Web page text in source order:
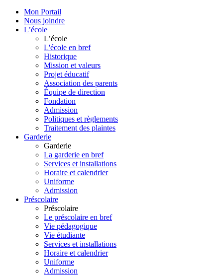
Mon Portail
Nous joindre
L’école
L’école
L'école en bref
Historique
Mission et valeurs
Projet éducatif
Association des parents
Équipe de direction
Fondation
Admission
Politiques et règlements
Traitement des plaintes
Garderie
Garderie
La garderie en bref
Services et installations
Horaire et calendrier
Uniforme
Admission
Préscolaire
Préscolaire
Le préscolaire en bref
Vie pédagogique
Vie étudiante
Services et installations
Horaire et calendrier
Uniforme
Admission